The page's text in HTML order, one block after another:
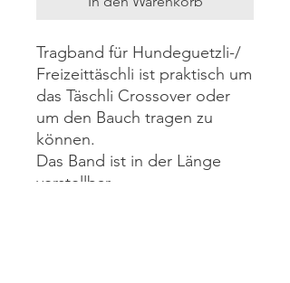
Tragband für Hundeguetzli-/
Freizeittäschli ist praktisch um
das Täschli Crossover oder
um den Bauch tragen zu
können.
Das Band ist in der Länge
verstellbar.